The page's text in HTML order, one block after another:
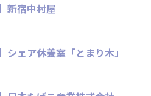
新宿中村屋
シェア休養室「とまり木」